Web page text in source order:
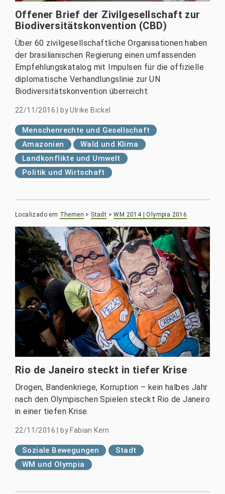
Offener Brief der Zivilgesellschaft zur
Biodiversitätskonvention (CBD)
Über 60 zivilgesellschaftliche Organisationen haben
der brasilianischen Regierung einen umfassenden
Empfehlungskatalog mit Impulsen für die offizielle
diplomatische Verhandlungslinie zur UN
Biodiversitätskonvention überreicht.
22/11/2016 byUlrike Bickel
Menschenrechte und Gesellschaft
Amazonien
Wald und Klima
Landkonflikte und Umwelt
Politik und Wirtschaft
Localizado em Themen > Stadt >WM 2014 | Olympia 2016
Rio de Janeiro steckt in tiefer Krise
Drogen, Bandenkriege, Korruption – kein halbes Jahr
nach den Olympischen Spielen steckt Rio de Janeiro
in einer tiefen Krise.
22/11/2016 by Fabian Kern
Soziale Bewegungen
Stadt
WM und Olympia